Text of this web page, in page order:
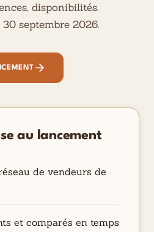
disponibilités.
septembre 2026.
au lancement
de vendeurs de
et comparés en temps